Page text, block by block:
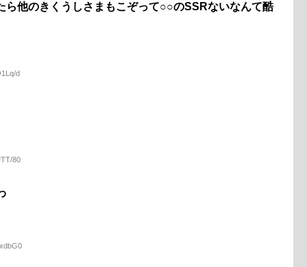
ら他のきくうしさまもこぞって○○のSSRないなんて酷
d
80